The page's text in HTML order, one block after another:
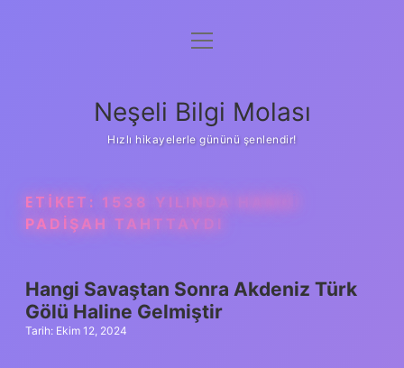
Anasayfa
Yasal Uyarı
menüyü
Neşeli Bilgi Molası
Hızlı hikayelerle gününü şenlendir!
ETIKET: 1538 YILINDA HANGI
PADIŞAH TAHTTAYDI
Hangi Savaştan Sonra Akdeniz Türk
Gölü Haline Gelmiştir
Tarih: Ekim 12, 2024